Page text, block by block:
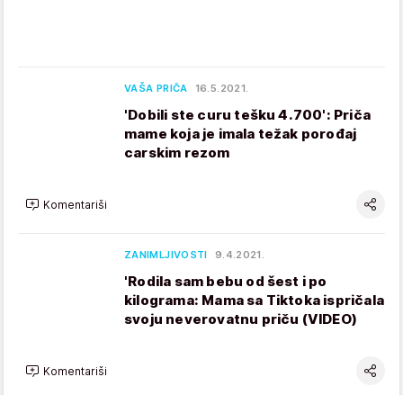
VAŠA PRIČA 16.5.2021.
'Dobili ste curu tešku 4.700': Priča
mame koja je imala težak porođaj
carskim rezom
Komentariši
ZANIMLJIVOSTI 9.4.2021.
'Rodila sam bebu od šest i po
kilograma: Mama sa Tiktoka ispričala
svoju neverovatnu priču (VIDEO)
Komentariši